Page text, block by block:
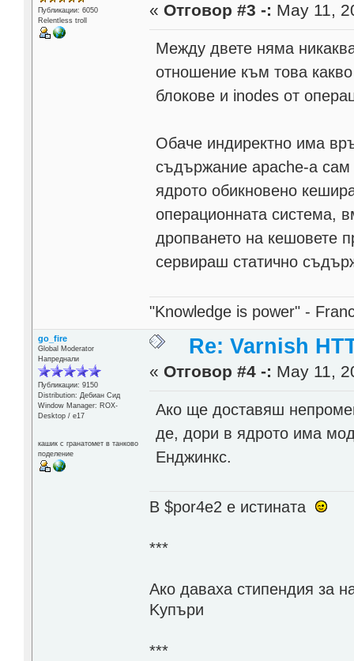
Публикации: 6050
Relentless troll
« Отговор #3 -: May 11,
Между двете няма
отношение към това
блокове и inodes от
Обаче индиректно има
съдържание apache-а
ядрото обикновено
операционната система,
дропването на кешовете
сервираш статично
"Knowledge is power" -
go_fire
Global Moderator
Напреднали
Публикации: 9150
Distribution: Дебиан Сид
Window Manager: ROX-
Desktop / е17
кашик с гранатомет в танково
поделение
Re: Varnish
« Отговор #4 -: May 11,
Ако ще доставяш
де, дори в ядрото има
Енджинкс.
В $por4e2 e истината
***
Aко даваха стипендия за
Kупъри
***